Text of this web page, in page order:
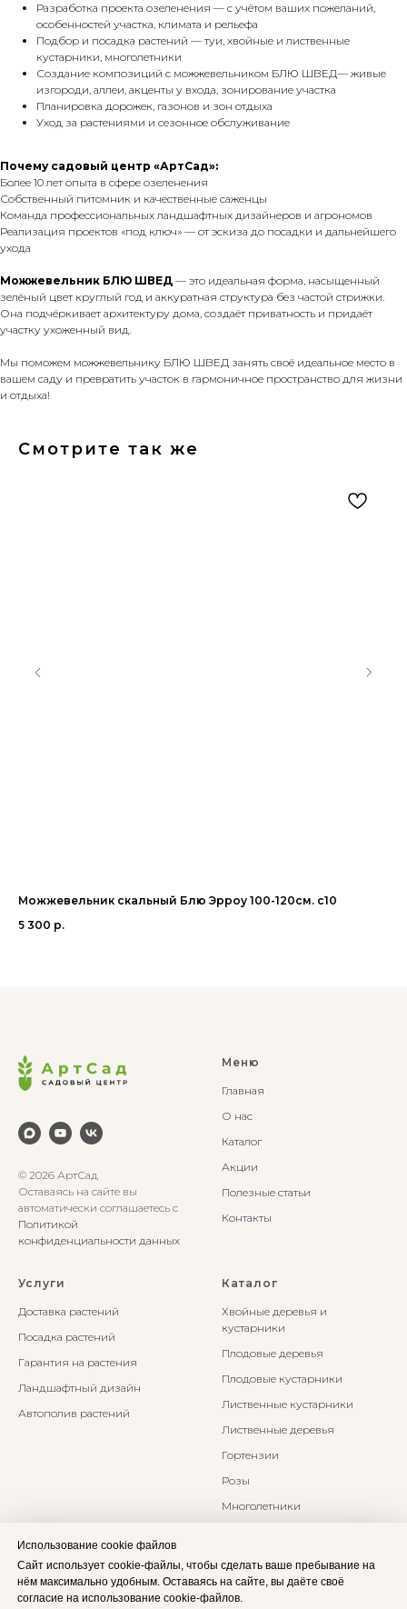
Разработка проекта озеленения — с учётом ваших пожеланий,
особенностей участка, климата и рельефа
Подбор и посадка растений — туи, хвойные и лиственные
кустарники, многолетники
Создание композиций с можжевельником БЛЮ ШВЕД— живые
изгороди, аллеи, акценты у входа, зонирование участка
Планировка дорожек, газонов и зон отдыха
Уход за растениями и сезонное обслуживание
Почему садовый центр «АртСад»:
Более 10 лет опыта в сфере озеленения
Собственный питомник и качественные саженцы
Команда профессиональных ландшафтных дизайнеров и агрономов
Реализация проектов «под ключ» — от эскиза до посадки и дальнейшего
ухода
Можжевельник БЛЮ ШВЕД — это идеальная форма, насыщенный
зелёный цвет круглый год и аккуратная структура без частой стрижки.
Она подчёркивает архитектуру дома, создаёт приватность и придаёт
участку ухоженный вид.
Мы поможем можжевельнику БЛЮ ШВЕД занять своё идеальное место в
вашем саду и превратить участок в гармоничное пространство для жизни
и отдыха!
Смотрите так же
Можжевельник скальный Блю Эрроу 100-120см. с10
5 300 р.
© 2026 АртСад
Оставаясь на сайте вы
автоматически соглашаетесь с
Политикой
конфиденциальности данных
Меню
Главная
О нас
Каталог
Акции
Полезные статьи
Контакты
Услуги
Доставка растений
Посадка растений
Гарантия на растения
Ландшафтный дизайн
Автополив растений
Каталог
Хвойные деревья и
кустарники
Плодовые деревья
Плодовые кустарники
Лиственные кустарники
Лиственные деревья
Гортензии
Розы
Многолетники
Использование cookie файлов
Сайт использует cookie-файлы, чтобы сделать ваше пребывание на
нём максимально удобным. Оставаясь на сайте, вы даёте своё
согласие на использование cookie-файлов.